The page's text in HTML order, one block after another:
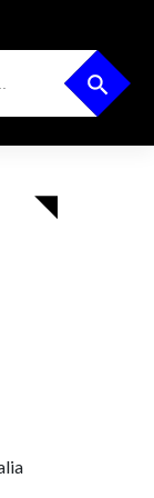
Search Button